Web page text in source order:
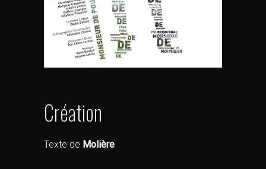
Création
Texte de Molière